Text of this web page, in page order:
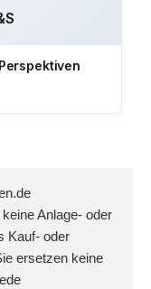
Anlage- oder
Kauf- oder
ersetzen keine